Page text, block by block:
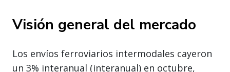
Visión general del mercado
Los envíos ferroviarios intermodales cayeron
un 3% interanual (interanual) en octubre,